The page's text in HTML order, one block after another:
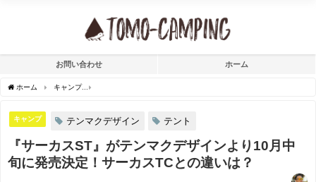
お問い合わせ ホーム
ホーム キャンプ
キャンプ テンマクデザイン テント
『サーカスST』がテンマクデザインより10月中
旬に発売決定！サーカスTCとの違いは？